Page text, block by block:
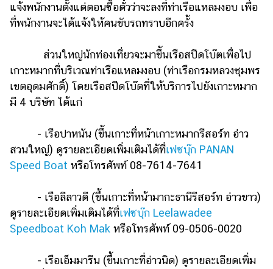
แจ้งพนักงานตั้งแต่ตอนซื้อตั๋วว่าจะลงที่ท่าเรือแหลมงอบ เพื่อ
ที่พนักงานจะได้แจ้งให้คนขับรถทราบอีกครั้ง
ส่วนใหญ่นักท่องเที่ยวจะมาขึ้นเรือสปีดโบ๊ตเพื่อไป
เกาะหมากที่บริเวณท่าเรือแหลมงอบ (ท่าเรือกรมหลวงชุมพร
เขตอุดมศักดิ์) โดยเรือสปีดโบ๊ตที่ให้บริการไปยังเกาะหมาก
มี 4 บริษัท ได้แก่
- เรือปาหนัน (ขึ้นเกาะที่หน้าเกาะหมากรีสอร์ท อ่าว
สวนใหญ่) ดูรายละเอียดเพิ่มเติมได้ที่เฟซบุ๊ก PANAN
Speed Boat หรือโทรศัพท์ 08-7614-7641
- เรือลีลาวดี (ขึ้นเกาะที่หน้ามากะธานีรีสอร์ท อ่าวขาว)
ดูรายละเอียดเพิ่มเติมได้ที่เฟซบุ๊ก Leelawadee
Speedboat Koh Mak หรือโทรศัพท์ 09-0506-0020
- เรือเอ็มมารีน (ขึ้นเกาะที่อ่าวนิด) ดูรายละเอียดเพิ่ม